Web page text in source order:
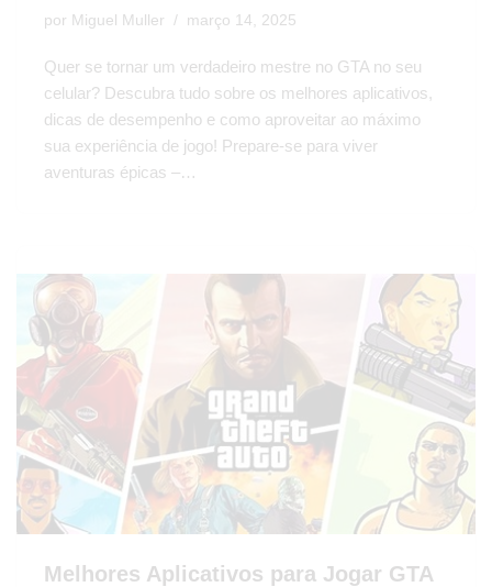
por Miguel Muller março 14, 2025
Quer se tornar um verdadeiro mestre no GTA no seu
celular? Descubra tudo sobre os melhores aplicativos,
dicas de desempenho e como aproveitar ao máximo
sua experiência de jogo! Prepare-se para viver
aventuras épicas –…
Melhores Aplicativos para Jogar GTA